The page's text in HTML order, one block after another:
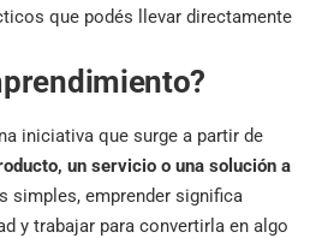
que podés llevar directamente
iniciativa que surge a partir de
un servicio o una solución a
simples, emprender significa
y trabajar para convertirla en algo